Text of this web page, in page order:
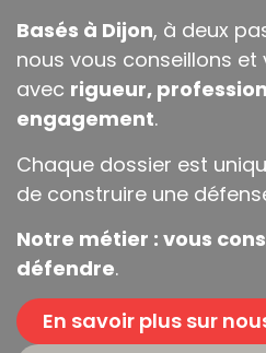
Basés à Dijon, à deux
nous vous conseillons
avec rigueur,
engagement.
Chaque dossier est
de construire une
Notre métier : vous
défendre.
En savoir plus sur